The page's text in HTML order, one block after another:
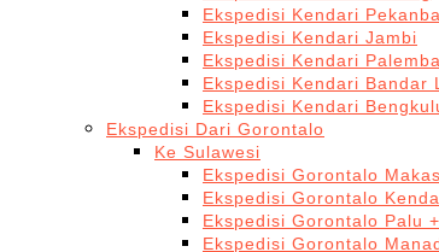
Ekspedisi Kendari
Ekspedisi Kendari Jambi
Ekspedisi Kendari
Ekspedisi Kendari Bandar
Ekspedisi Kendari
Ekspedisi Dari Gorontalo
Ke Sulawesi
Ekspedisi Gorontalo
Ekspedisi Gorontalo
Ekspedisi Gorontalo Palu
Ekspedisi Gorontalo